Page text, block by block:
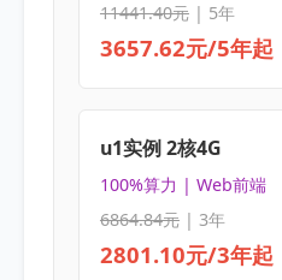
11441.40元| 5年
3657.62元/5年起
u1实例 2核4G
100%算力 | Web前端
6864.84元| 3年
2801.10元/3年起